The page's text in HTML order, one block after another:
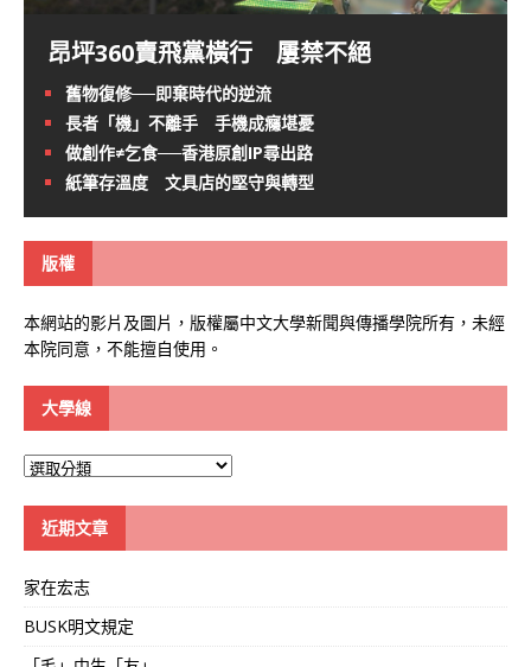
昂坪360賣飛黨橫行 屢禁不絕
舊物復修──即棄時代的逆流
長者「機」不離手 手機成癮堪憂
做創作≠乞食──香港原創IP尋出路
紙筆存溫度 文具店的堅守與轉型
版權
本網站的影片及圖片，版權屬中文大學新聞與傳播學院所有，未經
本院同意，不能擅自使用。
大學線
大
近期文章
家在宏志
BUSK明文規定